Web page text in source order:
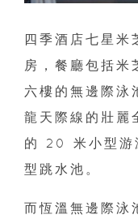
四季酒店七星米
房，餐廳包括米
六樓的無邊際泳
龍天際線的壯麗
的 20 米小型游
型跳水池。
而恆溫無邊際泳